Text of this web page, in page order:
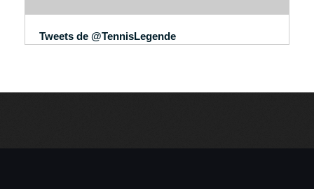
Tweets de @TennisLegende